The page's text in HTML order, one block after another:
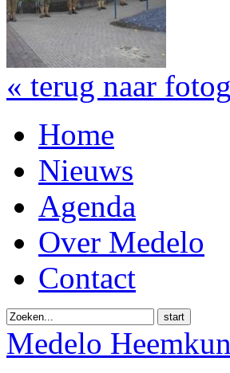
« terug naar
Home
Nieuws
Agenda
Over Medelo
Contact
start
Medelo